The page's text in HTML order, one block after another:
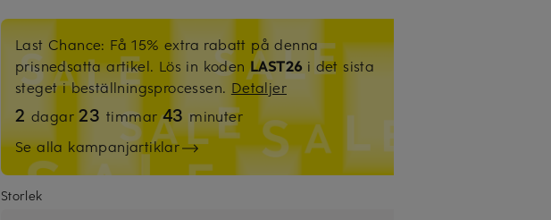
Last Chance: Få 15% extra rabatt på denna
prisnedsatta artikel. Lös in kodenLAST26 i det sista
steget i beställningsprocessen. Detaljer
2 dagar23 timmar43 minuter
Se alla kampanjartiklar
Storlek